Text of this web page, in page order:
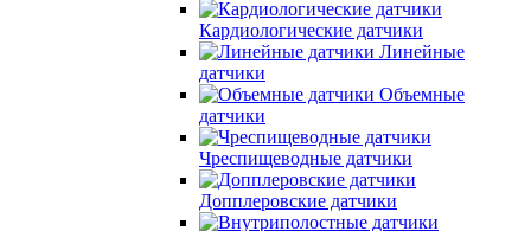
Кардиологические датчики
Линейные
датчики
Объемные
датчики
Чреспищеводные датчики
Допплеровские датчики